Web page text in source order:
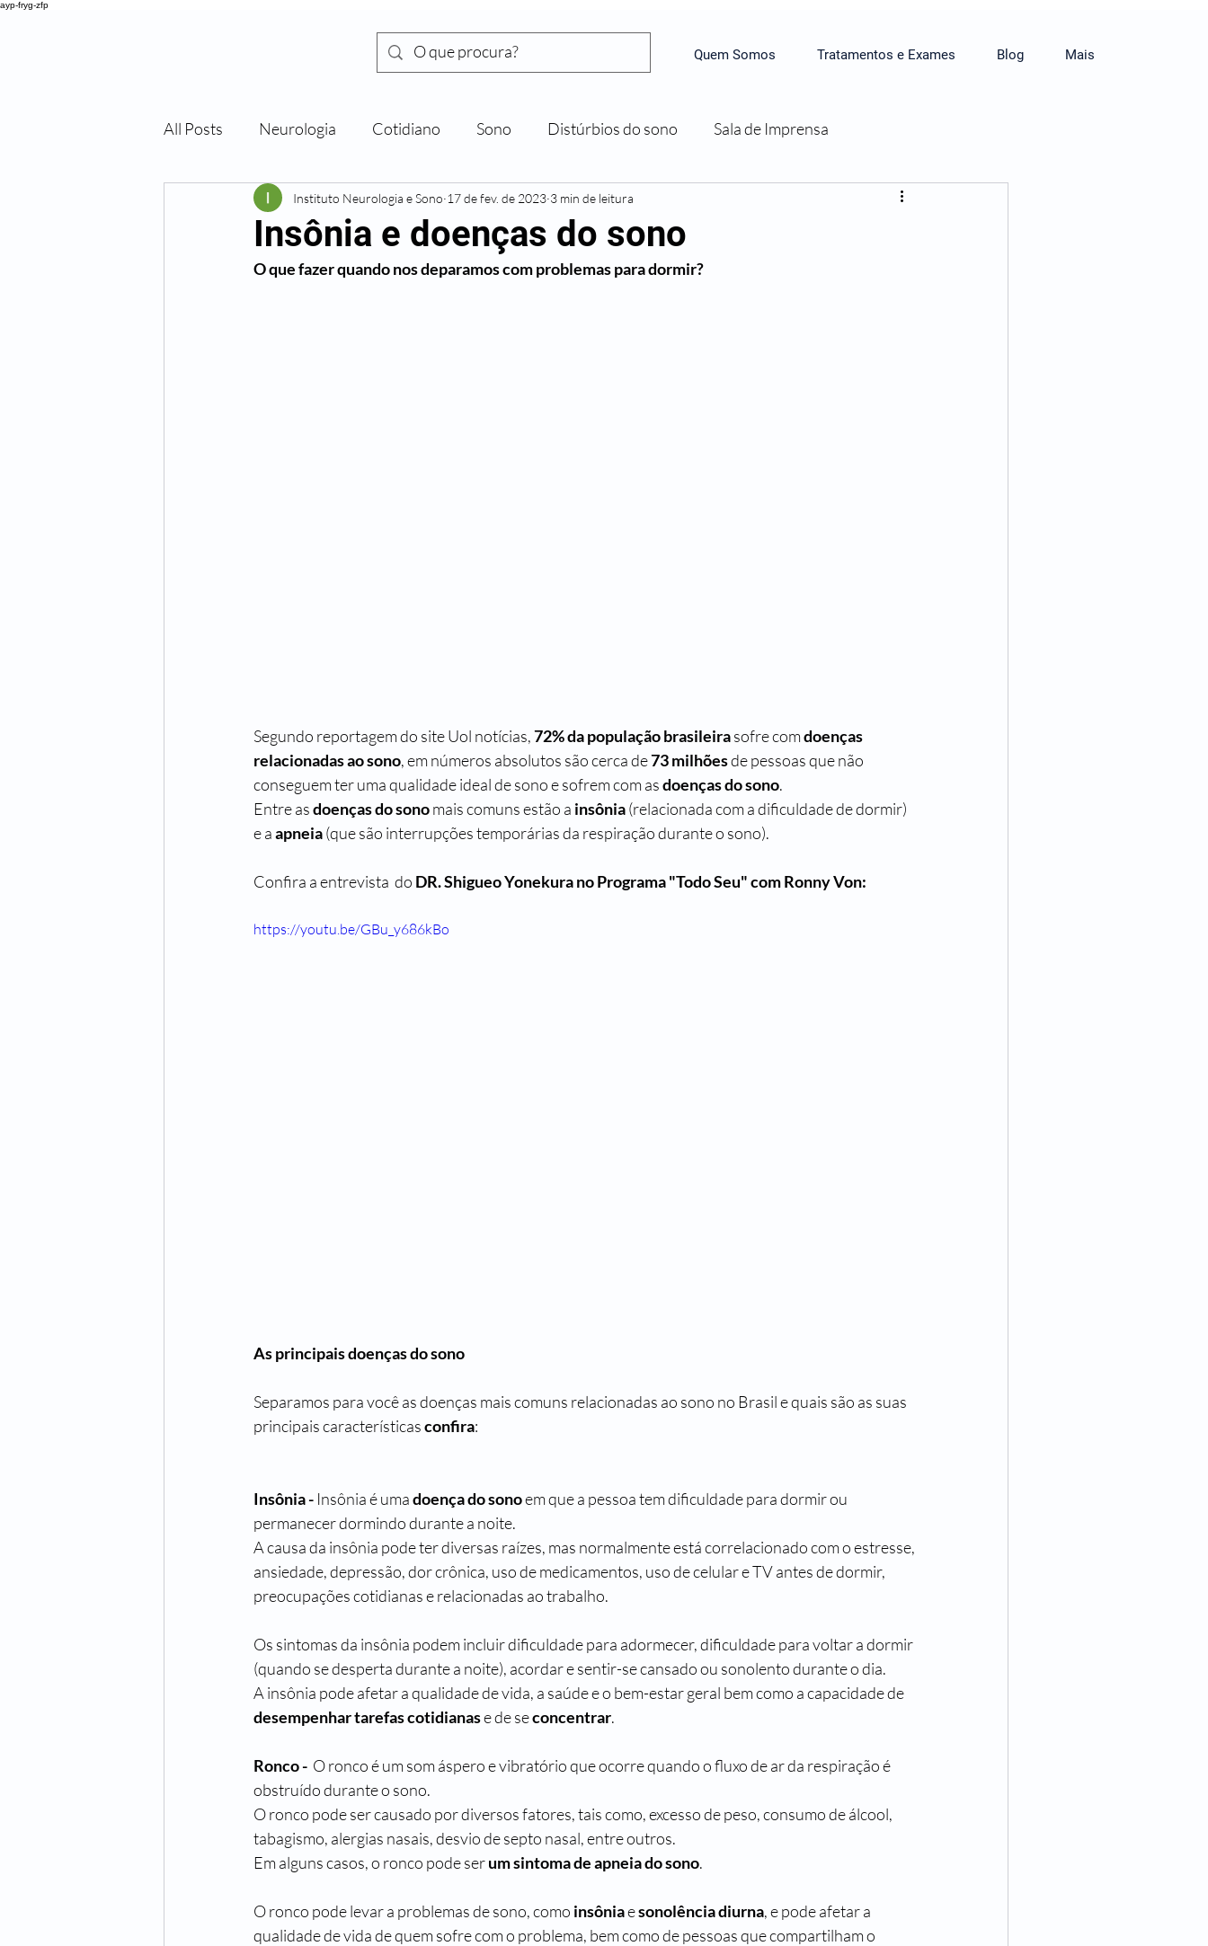
ayp-fryg-zfp
DR. SHIGUEO ONEKURA
Quem Somos Tratamentos e Exames Blog Mais
All Posts Neurologia Cotidiano Sono Distúrbios do sono Sala de Imprensa
Insônia e doenças do sono
Instituto Neurologia e Sono 17 de fev. de 2023 3 min de leitura
O que fazer quando nos deparamos com problemas para dormir?
Segundo reportagem do site Uol notícias, 72% da população brasileira sofre com doenças
relacionadas ao sono, em números absolutos são cerca de 73 milhões de pessoas que não
conseguem ter uma qualidade ideal de sono e sofrem com as doenças do sono.
Entre as doenças do sono mais comuns estão a insônia (relacionada com a dificuldade de dormir)
e a apneia (que são interrupções temporárias da respiração durante o sono).
Confira a entrevista  do DR. Shigueo Yonekura no Programa "Todo Seu" com Ronny Von:
https://youtu.be/GBu_y686kBo
As principais doenças do sono
Separamos para você as doenças mais comuns relacionadas ao sono no Brasil e quais são as suas
principais características confira:
Insônia - Insônia é uma doença do sono em que a pessoa tem dificuldade para dormir ou
permanecer dormindo durante a noite.
A causa da insônia pode ter diversas raízes, mas normalmente está correlacionado com o estresse,
ansiedade, depressão, dor crônica, uso de medicamentos, uso de celular e TV antes de dormir,
preocupações cotidianas e relacionadas ao trabalho.
Os sintomas da insônia podem incluir dificuldade para adormecer, dificuldade para voltar a dormir
(quando se desperta durante a noite), acordar e sentir-se cansado ou sonolento durante o dia.
A insônia pode afetar a qualidade de vida, a saúde e o bem-estar geral bem como a capacidade de
desempenhar tarefas cotidianas e de se concentrar.
Ronco - O ronco é um som áspero e vibratório que ocorre quando o fluxo de ar da respiração é
obstruído durante o sono.
O ronco pode ser causado por diversos fatores, tais como, excesso de peso, consumo de álcool,
tabagismo, alergias nasais, desvio de septo nasal, entre outros.
Em alguns casos, o ronco pode ser um sintoma de apneia do sono.
O ronco pode levar a problemas de sono, como insônia e sonolência diurna, e pode afetar a
qualidade de vida de quem sofre com o problema, bem como de pessoas que compartilham o